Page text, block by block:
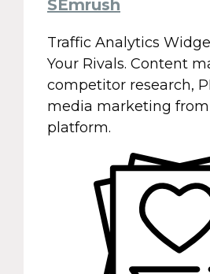
SEmrush
Traffic Analytics
Your Rivals. Content
competitor research,
media marketing
platform.